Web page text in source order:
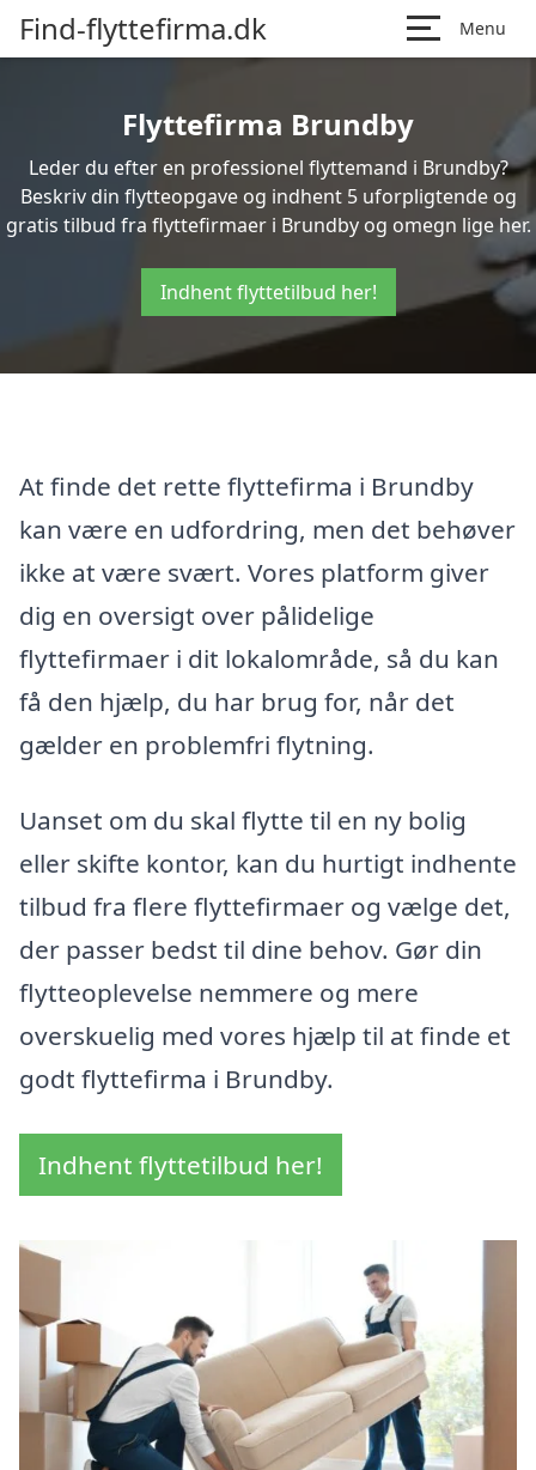
Find-flyttefirma.dk Menu
Flyttefirma Brundby
Leder du efter en professionel flyttemand i Brundby?
Beskriv din flytteopgave og indhent 5 uforpligtende og
gratis tilbud fra flyttefirmaer i Brundby og omegn lige her.
Indhent flyttetilbud her!
At finde det rette flyttefirma i Brundby
kan være en udfordring, men det behøver
ikke at være svært. Vores platform giver
dig en oversigt over pålidelige
flyttefirmaer i dit lokalområde, så du kan
få den hjælp, du har brug for, når det
gælder en problemfri flytning.
Uanset om du skal flytte til en ny bolig
eller skifte kontor, kan du hurtigt indhente
tilbud fra flere flyttefirmaer og vælge det,
der passer bedst til dine behov. Gør din
flytteoplevelse nemmere og mere
overskuelig med vores hjælp til at finde et
godt flyttefirma i Brundby.
Indhent flyttetilbud her!